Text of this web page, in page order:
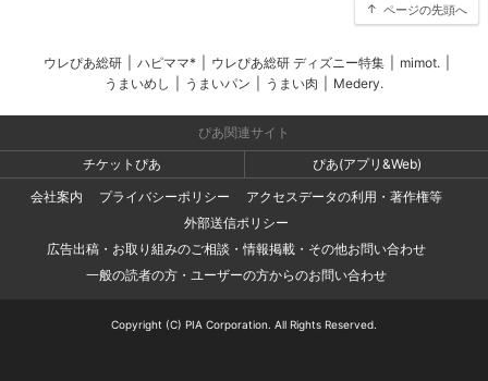
ページの先頭へ
ウレぴあ総研 ハピママ* ウレぴあ総研 ディズニー特集 mimot.
うまいめし
うまいパン うまい肉 Medery.
ぴあ関連サイト
チケットぴあ
ぴあ(アプリ&Web)
会社案内
プライバシーポリシー
アクセスデータの利用・著作権等
外部送信ポリシー
広告出稿・お取り組みのご相談・情報掲載・その他お問い合わせ
一般の読者の方・ユーザーの方からのお問い合わせ
Copyright (C) PIA Corporation. All Rights Reserved.